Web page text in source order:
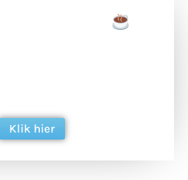
Klik hier